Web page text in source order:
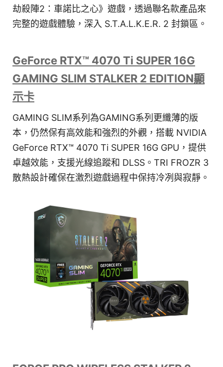
劫殺陣2：車諾比之心》遊戲，透過聯名款產品來
完整的遊戲體驗，深入 S.T.A.L.K.E.R. 2 封鎖區。
GeForce RTX™ 4070 Ti SUPER 16G
GAMING SLIM STALKER 2 EDITION顯
示卡
GAMING SLIM系列為GAMING系列更纖薄的版
本，仍然保有高效能和強烈的外觀，搭載 NVIDIA
GeForce RTX™ 4070 Ti SUPER 16G GPU，提供
卓越效能，支援光線追蹤和 DLSS。TRI FROZR 3
散熱設計確保在激烈遊戲過程中保持冷冽與寂靜。